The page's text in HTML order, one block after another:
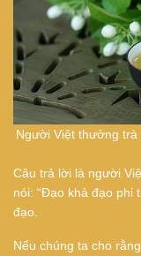
Người Việt thưởng
Câu trả lời là người
nói: “Đạo khả đạo phi
đạo.
Nếu chúng ta cho